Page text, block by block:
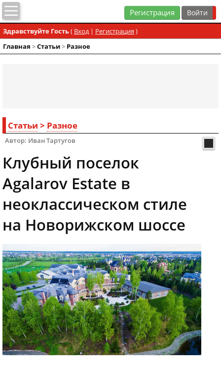
Регистрация
Здравствуйте Гость( Вход| Регистрация )
Главная >Статьи> Разное
Статьи > Разное
Автор: Иван Тартугов
Клубный поселок
Agalarov Estate в
неоклассическом стиле
на Новорижском шоссе